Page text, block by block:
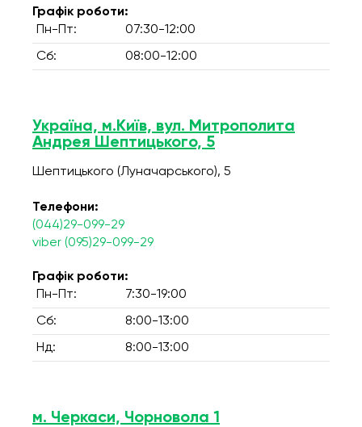
Графік роботи:
Пн-Пт:
07:30-12:00
Сб: 08:00-12:00
Україна, м.Київ, вул. Митрополита
Андрея Шептицького, 5
Шептицького (Луначарського), 5
Телефони:
(044)29-099-29
viber (095)29-099-29
Графік роботи:
Пн-Пт:
7:30-19:00
Сб: 8:00-13:00
Нд: 8:00-13:00
м. Черкаси, Чорновола 1